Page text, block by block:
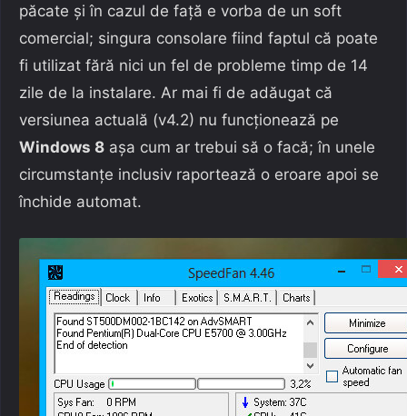
păcate și în cazul de față e vorba de un soft
comercial; singura consolare fiind faptul că poate
fi utilizat fără nici un fel de probleme timp de 14
zile de la instalare. Ar mai fi de adăugat că
versiunea actuală (v4.2) nu funcționează pe
Windows 8 așa cum ar trebui să o facă; în unele
circumstanțe inclusiv raportează o eroare apoi se
închide automat.